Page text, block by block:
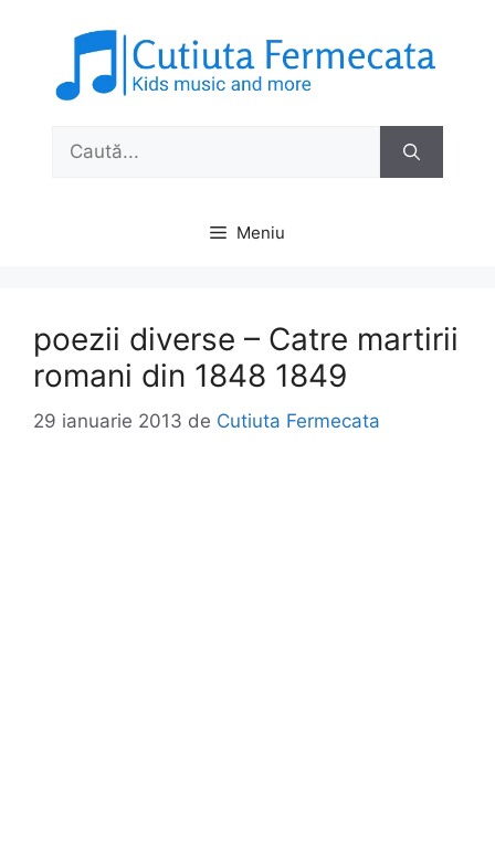
Caută
Meniu
poezii diverse – Catre martirii
romani din 1848 1849
29 ianuarie 2013 de Cutiuta Fermecata